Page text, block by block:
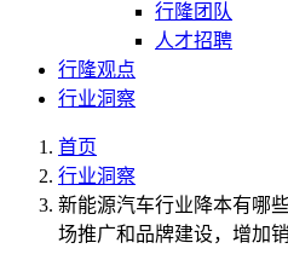
行隆团队
人才招聘
行隆观点
行业洞察
首页
行业洞察
新能源汽车行业降本有哪
场推广和品牌建设，增加